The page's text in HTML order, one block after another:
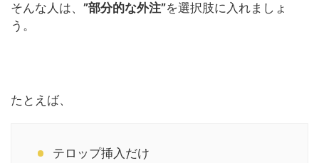
そんな人は、 ”部分的な外注”を選択肢に入れましょ
う。
たとえば、
テロップ挿入だけ